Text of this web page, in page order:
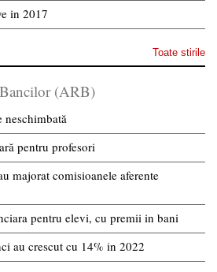
in 2017
Toate stirile
(ARB)
neschimbată
pentru profesori
majorat comisioanele aferente
pentru elevi, cu premii in bani
au crescut cu 14% in 2022